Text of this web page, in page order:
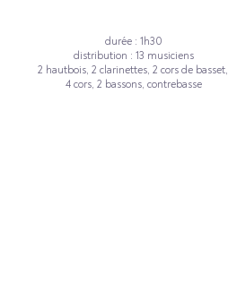
durée : 1h30
distribution : 13 musiciens
2 hautbois, 2 clarinettes, 2 cors de basset,
4 cors, 2 bassons, contrebasse